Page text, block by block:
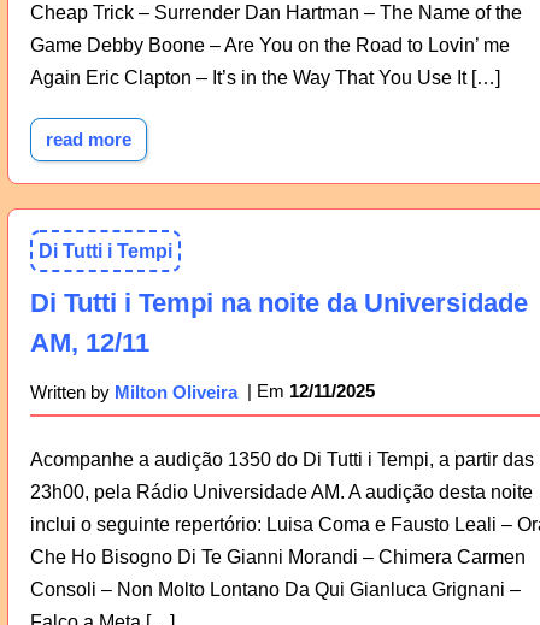
Cheap Trick – Surrender Dan Hartman – The Name of the
Game Debby Boone – Are You on the Road to Lovin’ me
Again Eric Clapton – It’s in the Way That You Use It […]
read more
Di Tutti i Tempi
Di Tutti i Tempi na noite da Universidade
AM, 12/11
Written by Milton Oliveira 12/11/2025
Acompanhe a audição 1350 do Di Tutti i Tempi, a partir das
23h00, pela Rádio Universidade AM. A audição desta noite
inclui o seguinte repertório: Luisa Coma e Fausto Leali –
Che Ho Bisogno Di Te Gianni Morandi – Chimera Carmen
Consoli – Non Molto Lontano Da Qui Gianluca Grignani –